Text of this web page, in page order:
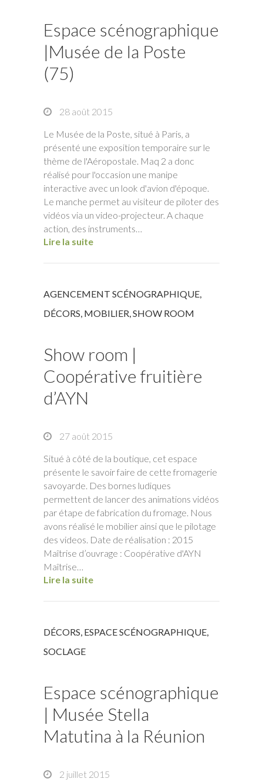
Espace scénographique
|Musée de la Poste
(75)
28 août 2015
Le Musée de la Poste, situé à Paris, a
présenté une exposition temporaire sur le
thème de l'Aéropostale. Maq 2 a donc
réalisé pour l'occasion une manipe
interactive avec un look d'avion d'époque.
Le manche permet au visiteur de piloter des
vidéos via un video-projecteur. A chaque
action, des instruments…
Lire la suite
AGENCEMENT SCÉNOGRAPHIQUE,
DÉCORS, MOBILIER,SHOW ROOM
Show room |
Coopérative fruitière
d’AYN
27 août 2015
Situé à côté de la boutique, cet espace
présente le savoir faire de cette fromagerie
savoyarde. Des bornes ludiques
permettent de lancer des animations vidéos
par étape de fabrication du fromage. Nous
avons réalisé le mobilier ainsi que le pilotage
des videos. Date de réalisation : 2015
Maîtrise d’ouvrage : Coopérative d'AYN
Maîtrise…
Lire la suite
DÉCORS, ESPACE SCÉNOGRAPHIQUE,
SOCLAGE
Espace scénographique
| Musée Stella
Matutina à la Réunion
2 juillet 2015